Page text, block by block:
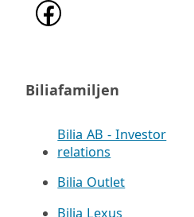
Biliafamiljen
Bilia AB - Investor
relations
Bilia Outlet
Bilia Lexus